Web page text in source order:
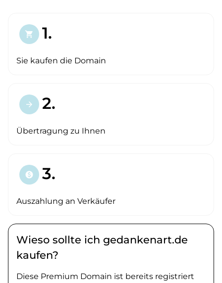
shopping_cart 1.
Sie kaufen die Domain
arrow_forward 2.
Übertragung zu Ihnen
paid 3.
Auszahlung an Verkäufer
Wieso sollte ich gedankenart.de
kaufen?
Diese Premium Domain ist bereits registriert